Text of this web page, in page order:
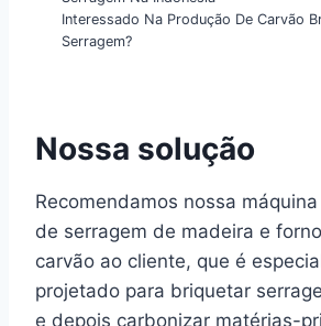
Interessado Na Produção De Carvão
Serragem?
Nossa solução
Recomendamos nossa
de serragem de madeira e
carvão ao cliente, que é
projetado para briquetar
e depois carbonizar matérias-